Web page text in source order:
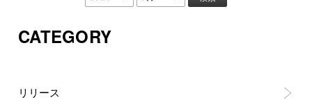
CATEGORY
リリース